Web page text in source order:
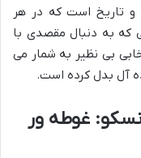
و تاریخ است که در هر
به دنبال مقصدی با
بی نظیر به شمار می
آل بدل کرده است.
غوطه ور